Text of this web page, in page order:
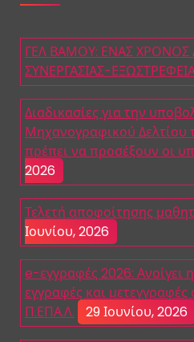
ΓΕΛ ΒΑΜΟΥ: ΕΝΑΣ ΧΡΟΝΟΣ
ΣΥΝΕΡΓΑΣΙΑΣ-
Διαδικασίες για την
Μηχανογραφικού Δελτίου
πρέπει να προσέξουν οι
2026
Τελετή αποφοίτησης
Ιουνίου, 2026
e-εγγραφές 2026: Ανοίγει
εγγραφές και μετεγγραφές
Π.ΕΠΑ.Λ.
29 Ιουνίου, 2026